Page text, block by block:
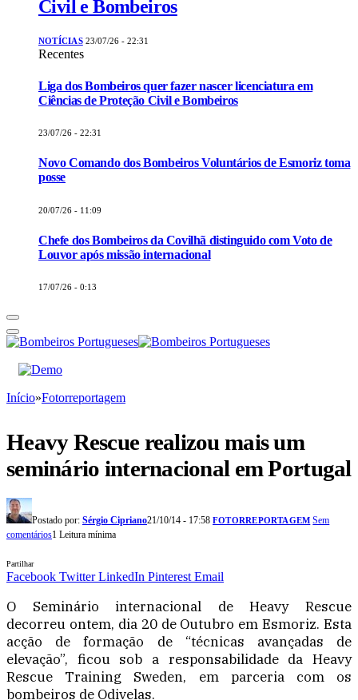
Civil e Bombeiros
NOTÍCIAS 23/07/26 - 22:31
Recentes
Liga dos Bombeiros quer fazer nascer licenciatura em
Ciências de Proteção Civil e Bombeiros
23/07/26 - 22:31
Novo Comando dos Bombeiros Voluntários de Esmoriz toma
posse
20/07/26 - 11:09
Chefe dos Bombeiros da Covilhã distinguido com Voto de
Louvor após missão internacional
17/07/26 - 0:13
Início»Fotorreportagem
Heavy Rescue realizou mais um
seminário internacional em Portugal
Postado por: Sérgio Cipriano21/10/14 - 17:58 FOTORREPORTAGEM Sem
comentários1 Leitura mínima
Partilhar
Facebook Twitter LinkedIn Pinterest Email
O Seminário internacional de Heavy Rescue
decorreu ontem, dia 20 de Outubro em Esmoriz. Esta
acção de formação de “técnicas avançadas de
elevação”, ficou sob a responsabilidade da Heavy
Rescue Training Sweden, em parceria com os
bombeiros de Odivelas.